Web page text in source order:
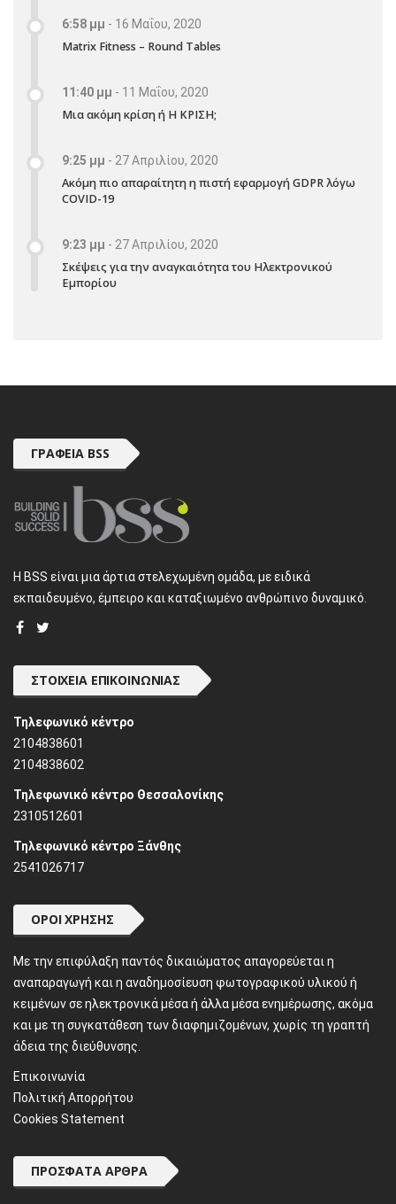
6:58 μμ - 16 Μαΐου, 2020
Matrix Fitness – Round Tables
11:40 μμ - 11 Μαΐου, 2020
Μια ακόμη κρίση ή Η ΚΡΙΣΗ;
9:25 μμ - 27 Απριλίου, 2020
Ακόμη πιο απαραίτητη η πιστή εφαρμογή GDPR λόγω
COVID-19
9:23 μμ - 27 Απριλίου, 2020
Σκέψεις για την αναγκαιότητα του Ηλεκτρονικού
Εμπορίου
ΓΡΑΦΕΊΑ BSS
H BSS είναι μια άρτια στελεχωμένη ομάδα, με ειδικά
εκπαιδευμένο, έμπειρο και καταξιωμένο ανθρώπινο δυναμικό.
ΣΤΟΙΧΕΊΑ ΕΠΙΚΟΙΝΩΝΊΑΣ
Τηλεφωνικό κέντρο
2104838601
2104838602
Τηλεφωνικό κέντρο Θεσσαλονίκης
2310512601
Τηλεφωνικό κέντρο Ξάνθης
2541026717
ΌΡΟΙ ΧΡΉΣΗΣ
Mε την επιφύλαξη παντός δικαιώματος απαγορεύεται η
αναπαραγωγή και η αναδημοσίευση φωτογραφικού υλικού ή
κειμένων σε ηλεκτρονικά μέσα ή άλλα μέσα ενημέρωσης, ακόμα
και με τη συγκατάθεση των διαφημιζομένων, χωρίς τη γραπτή
άδεια της διεύθυνσης.
Επικοινωνία
Πολιτική Απορρήτου
Cookies Statement
ΠΡΌΣΦΑΤΑ ΆΡΘΡΑ